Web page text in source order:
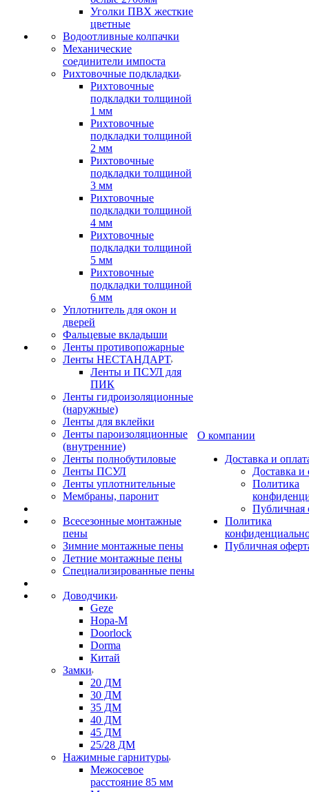
Уголки ПВХ жесткие
цветные
Водоотливные колпачки
Механические
соединители импоста
Рихтовочные подкладки
Рихтовочные
подкладки толщиной
1 мм
Рихтовочные
подкладки толщиной
2 мм
Рихтовочные
подкладки толщиной
3 мм
Рихтовочные
подкладки толщиной
4 мм
Рихтовочные
подкладки толщиной
5 мм
Рихтовочные
подкладки толщиной
6 мм
Уплотнитель для окон и
дверей
Фальцевые вкладыши
Ленты противопожарные
Ленты НЕСТАНДАРТ
Ленты и ПСУЛ для
ПИК
Ленты гидроизоляционные
(наружные)
Ленты для вклейки
Ленты пароизоляционные
(внутренние)
Ленты полнобутиловые
Ленты ПСУЛ
Ленты уплотнительные
Мембраны, паронит
Всесезонные монтажные
пены
Зимние монтажные пены
Летние монтажные пены
Специализированные пены
Доводчики
Geze
Нора-М
Doorlock
Dorma
Китай
Замки
20 ДМ
30 ДМ
35 ДМ
40 ДМ
45 ДМ
25/28 ДМ
Нажимные гарнитуры
Межосевое
расстояние 85 мм
О компании
Доставка и
Доставка и
Политика
Публичная
Политика
Публичная